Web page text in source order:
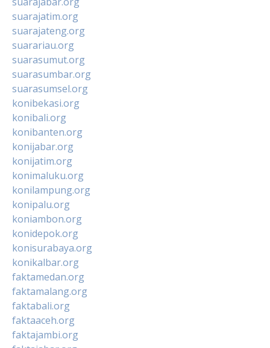
suarajatim.org
suarajateng.org
suarariau.org
suarasumut.org
suarasumbar.org
suarasumsel.org
konibekasi.org
konibali.org
konibanten.org
konijabar.org
konijatim.org
konimaluku.org
konilampung.org
konipalu.org
koniambon.org
konidepok.org
konisurabaya.org
konikalbar.org
faktamedan.org
faktamalang.org
faktabali.org
faktaaceh.org
faktajambi.org